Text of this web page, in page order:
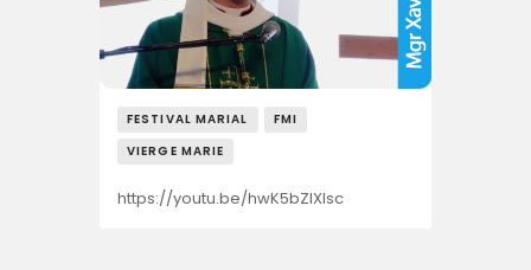
FESTIVAL MARIAL
FMI
VIERGE MARIE
https://youtu.be/hwK5bZIXIsc